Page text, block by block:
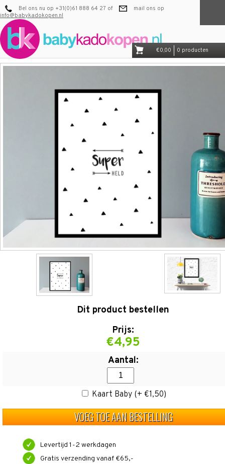
Bel ons nu op +31(0)61 888 64 27 of
mail ons op
info@babykadokopen.nl
€0,00 0 producten
Dit product bestellen
Prijs:
€4,95
Aantal:
Kaart Baby (+ €1,50)
VOEG TOE AAN BESTELLING
Levertijd 1-2 werkdagen
Gratis verzending vanaf €65,-